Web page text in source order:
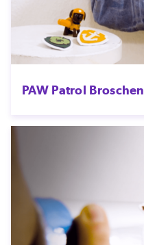
PAW Patrol Broschen